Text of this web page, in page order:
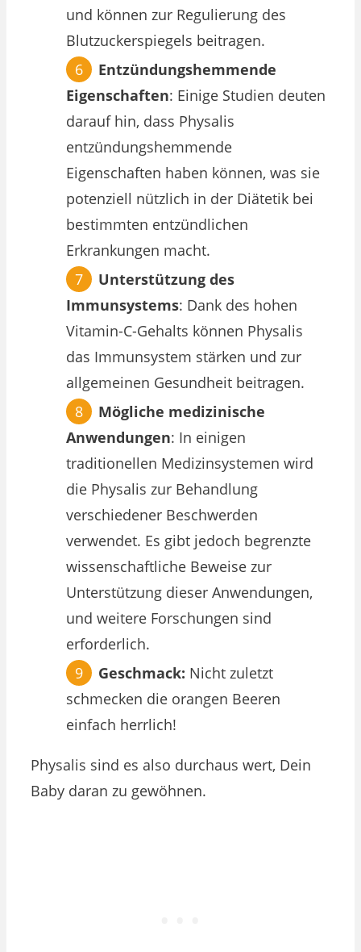
und können zur Regulierung des
Blutzuckerspiegels beitragen.
Entzündungshemmende
Eigenschaften: Einige Studien deuten
darauf hin, dass Physalis
entzündungshemmende
Eigenschaften haben können, was sie
potenziell nützlich in der Diätetik bei
bestimmten entzündlichen
Erkrankungen macht.
Unterstützung des
Immunsystems: Dank des hohen
Vitamin-C-Gehalts können Physalis
das Immunsystem stärken und zur
allgemeinen Gesundheit beitragen.
Mögliche medizinische
Anwendungen: In einigen
traditionellen Medizinsystemen wird
die Physalis zur Behandlung
verschiedener Beschwerden
verwendet. Es gibt jedoch begrenzte
wissenschaftliche Beweise zur
Unterstützung dieser Anwendungen,
und weitere Forschungen sind
erforderlich.
Geschmack: Nicht zuletzt
schmecken die orangen Beeren
einfach herrlich!
Physalis sind es also durchaus wert, Dein
Baby daran zu gewöhnen.